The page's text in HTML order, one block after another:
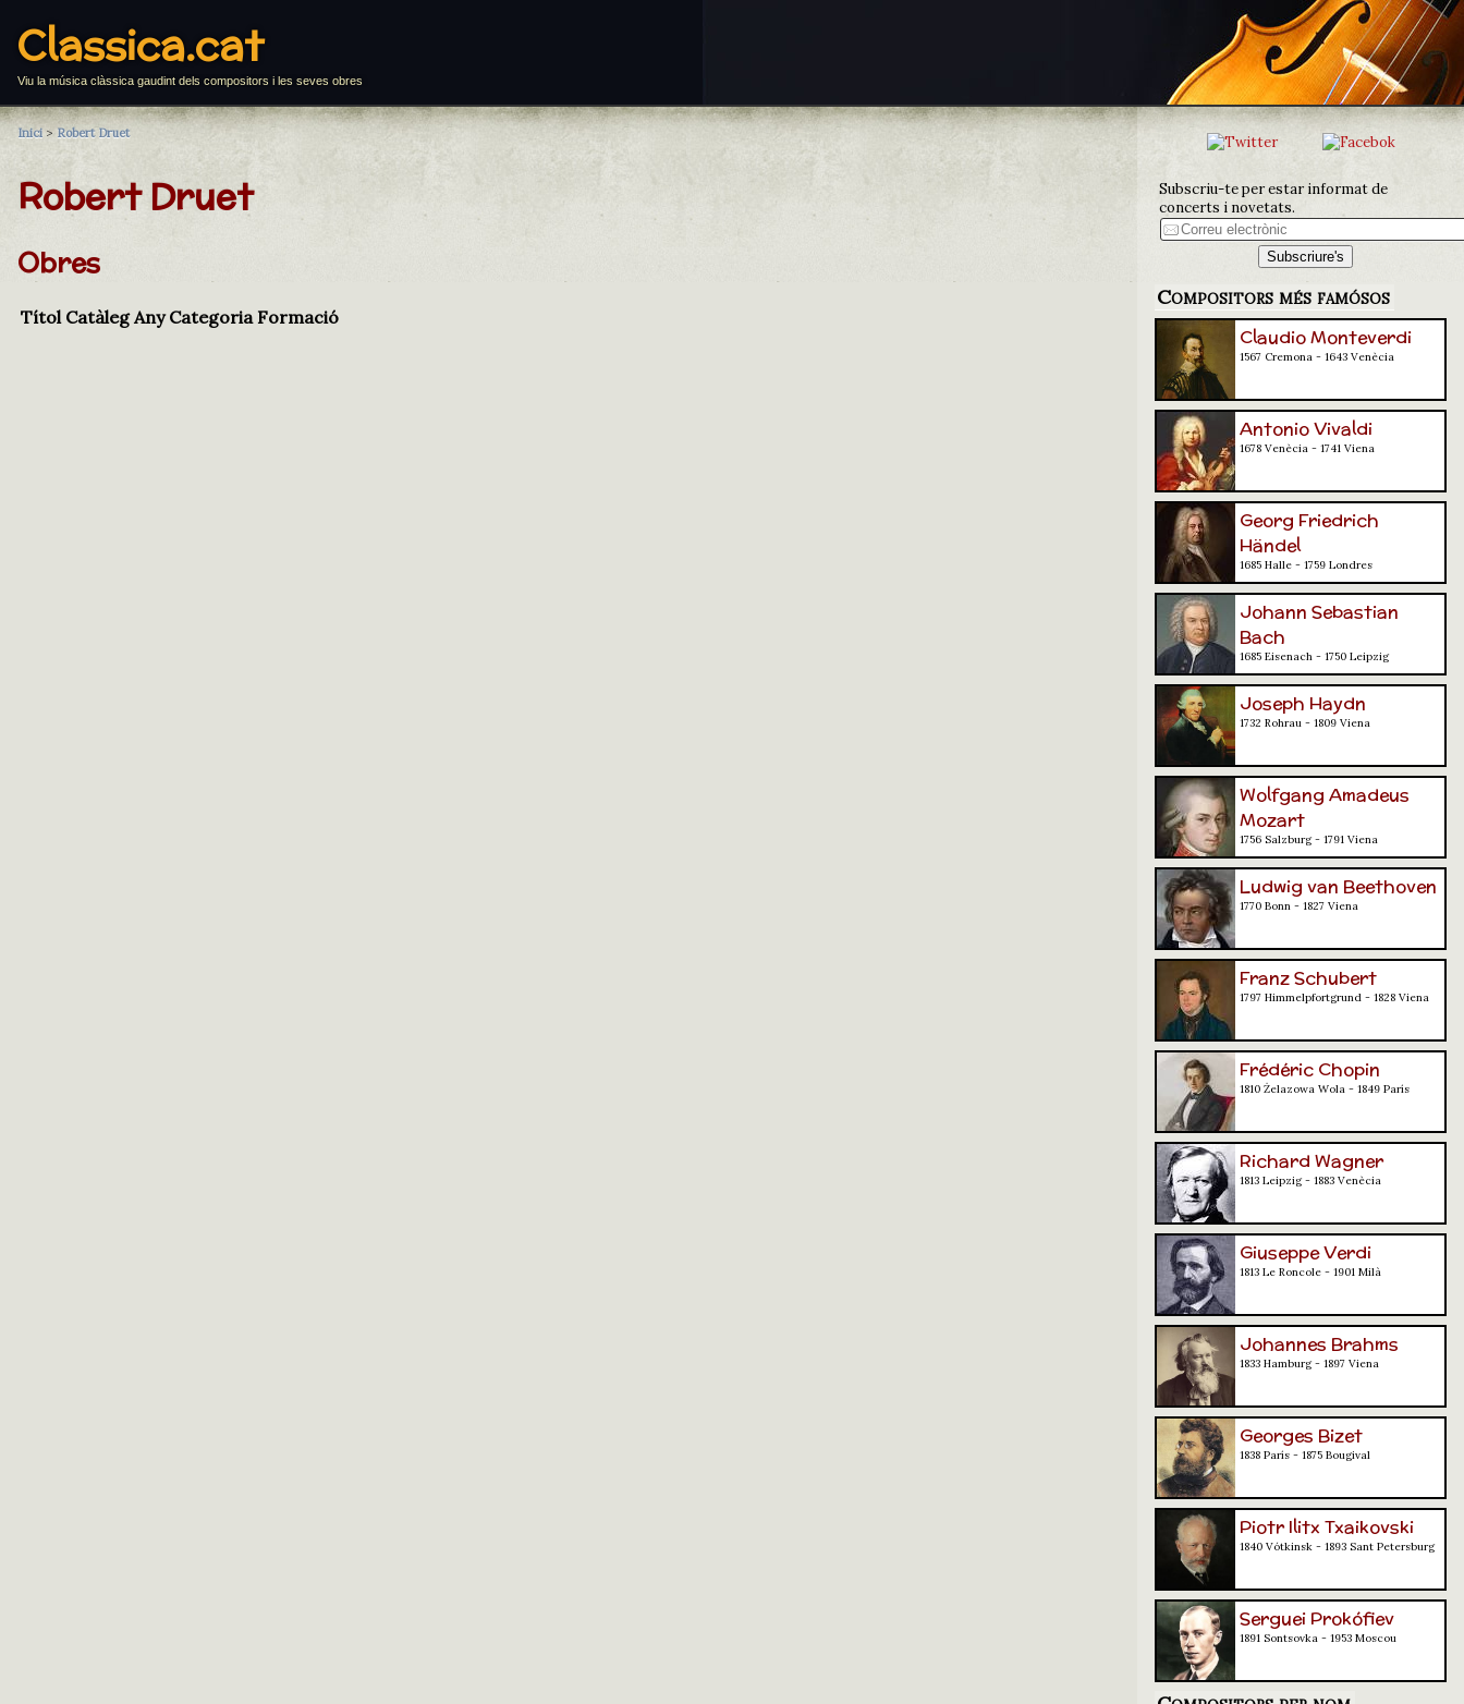
Classica.cat
Viu la música clàssica gaudint dels compositors i les seves obres
Inici > Robert Druet
Robert Druet
Obres
Títol Catàleg Any Categoria Formació
Subscriu-te per estar informat de
concerts i novetats.
Compositors més famósos
Claudio Monteverdi
1567 Cremona - 1643 Venècia
Antonio Vivaldi
1678 Venècia - 1741 Viena
Georg Friedrich
Händel
1685 Halle - 1759 Londres
Johann Sebastian
Bach
1685 Eisenach - 1750 Leipzig
Joseph Haydn
1732 Rohrau - 1809 Viena
Wolfgang Amadeus
Mozart
1756 Salzburg - 1791 Viena
Ludwig van Beethoven
1770 Bonn - 1827 Viena
Franz Schubert
1797 Himmelpfortgrund - 1828 Viena
Frédéric Chopin
1810 Żelazowa Wola - 1849 París
Richard Wagner
1813 Leipzig - 1883 Venècia
Giuseppe Verdi
1813 Le Roncole - 1901 Milà
Johannes Brahms
1833 Hamburg - 1897 Viena
Georges Bizet
1838 París - 1875 Bougival
Piotr Ilitx Txaikovski
1840 Vótkinsk - 1893 Sant Petersburg
Serguei Prokófiev
1891 Sontsovka - 1953 Moscou